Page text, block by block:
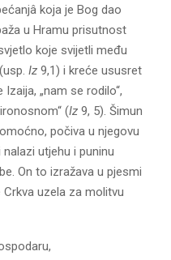
koja je Bog dao
u Hramu prisutnost
koje svijetli među
Iz 9,1) i kreće ususret
„nam se rodilo“,
(Iz 9, 5). Šimun
počiva u njegovu
utjehu i puninu
On to izražava u pjesmi
uzela za molitvu